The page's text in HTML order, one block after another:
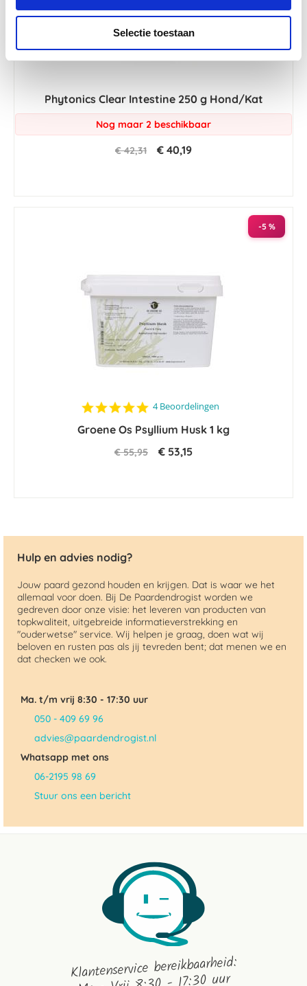
Selectie toestaan
Phytonics Clear Intestine 250 g Hond/Kat
Nog maar 2 beschikbaar
€ 42,31 € 40,19
-5 %
4.8
rating
4 Beoordelingen
Groene Os Psyllium Husk 1 kg
€ 55,95 € 53,15
Hulp en advies nodig?
Jouw paard gezond houden en krijgen. Dat is waar we het
allemaal voor doen. Bij De Paardendrogist worden we
gedreven door onze visie: het leveren van producten van
topkwaliteit, uitgebreide informatieverstrekking en
"ouderwetse" service. Wij helpen je graag, doen wat wij
beloven en rusten pas als jij tevreden bent; dat menen we en
dat checken we ook.
Ma. t/m vrij 8:30 - 17:30 uur
050 - 409 69 96
advies@paardendrogist.nl
Whatsapp met ons
06-2195 98 69
Stuur ons een bericht
Klantenservice bereikbaarheid: